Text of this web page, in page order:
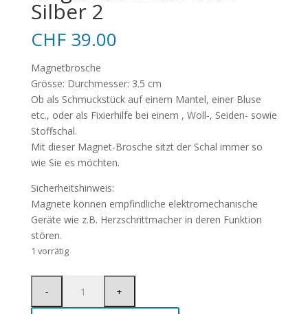
Silber 2
CHF39.00
Magnetbrosche
Grösse: Durchmesser: 3.5 cm
Ob als Schmuckstück auf einem Mantel, einer Bluse
etc., oder als Fixierhilfe bei einem , Woll-, Seiden- sowie
Stoffschal.
Mit dieser Magnet-Brosche sitzt der Schal immer so
wie Sie es möchten.
Sicherheitshinweis:
Magnete können empfindliche elektromechanische
Geräte wie z.B. Herzschrittmacher in deren Funktion
stören.
1 vorrätig